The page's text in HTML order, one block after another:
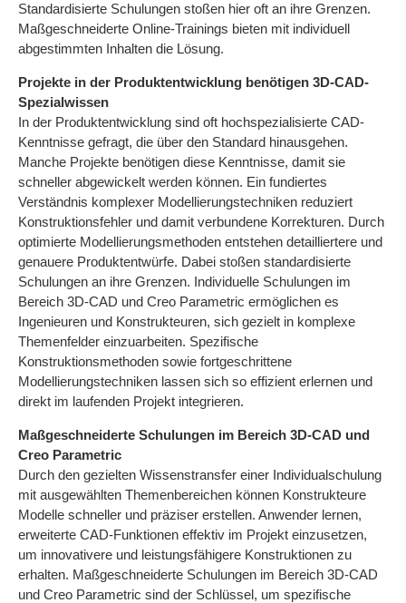
Standardisierte Schulungen stoßen hier oft an ihre Grenzen.
Maßgeschneiderte Online-Trainings bieten mit individuell
abgestimmten Inhalten die Lösung.
Projekte in der Produktentwicklung benötigen 3D-CAD-
Spezialwissen
In der Produktentwicklung sind oft hochspezialisierte CAD-
Kenntnisse gefragt, die über den Standard hinausgehen.
Manche Projekte benötigen diese Kenntnisse, damit sie
schneller abgewickelt werden können. Ein fundiertes
Verständnis komplexer Modellierungstechniken reduziert
Konstruktionsfehler und damit verbundene Korrekturen. Durch
optimierte Modellierungsmethoden entstehen detailliertere und
genauere Produktentwürfe. Dabei stoßen standardisierte
Schulungen an ihre Grenzen. Individuelle Schulungen im
Bereich 3D-CAD und Creo Parametric ermöglichen es
Ingenieuren und Konstrukteuren, sich gezielt in komplexe
Themenfelder einzuarbeiten. Spezifische
Konstruktionsmethoden sowie fortgeschrittene
Modellierungstechniken lassen sich so effizient erlernen und
direkt im laufenden Projekt integrieren.
Maßgeschneiderte Schulungen im Bereich 3D-CAD und
Creo Parametric
Durch den gezielten Wissenstransfer einer Individualschulung
mit ausgewählten Themenbereichen können Konstrukteure
Modelle schneller und präziser erstellen. Anwender lernen,
erweiterte CAD-Funktionen effektiv im Projekt einzusetzen,
um innovativere und leistungsfähigere Konstruktionen zu
erhalten. Maßgeschneiderte Schulungen im Bereich 3D-CAD
und Creo Parametric sind der Schlüssel, um spezifische